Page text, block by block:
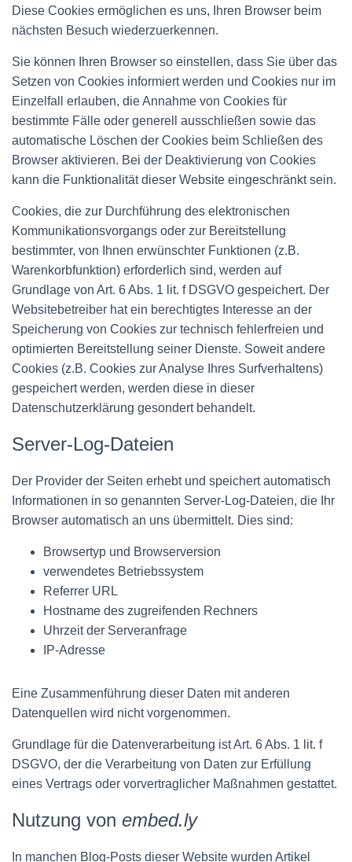
Diese Cookies ermöglichen es uns, Ihren Browser beim
nächsten Besuch wiederzuerkennen.
Sie können Ihren Browser so einstellen, dass Sie über das
Setzen von Cookies informiert werden und Cookies nur im
Einzelfall erlauben, die Annahme von Cookies für
bestimmte Fälle oder generell ausschließen sowie das
automatische Löschen der Cookies beim Schließen des
Browser aktivieren. Bei der Deaktivierung von Cookies
kann die Funktionalität dieser Website eingeschränkt sein.
Cookies, die zur Durchführung des elektronischen
Kommunikationsvorgangs oder zur Bereitstellung
bestimmter, von Ihnen erwünschter Funktionen (z.B.
Warenkorbfunktion) erforderlich sind, werden auf
Grundlage von Art. 6 Abs. 1 lit. f DSGVO gespeichert. Der
Websitebetreiber hat ein berechtigtes Interesse an der
Speicherung von Cookies zur technisch fehlerfreien und
optimierten Bereitstellung seiner Dienste. Soweit andere
Cookies (z.B. Cookies zur Analyse Ihres Surfverhaltens)
gespeichert werden, werden diese in dieser
Datenschutzerklärung gesondert behandelt.
Server-Log-Dateien
Der Provider der Seiten erhebt und speichert automatisch
Informationen in so genannten Server-Log-Dateien, die Ihr
Browser automatisch an uns übermittelt. Dies sind:
Browsertyp und Browserversion
verwendetes Betriebssystem
Referrer URL
Hostname des zugreifenden Rechners
Uhrzeit der Serveranfrage
IP-Adresse
Eine Zusammenführung dieser Daten mit anderen
Datenquellen wird nicht vorgenommen.
Grundlage für die Datenverarbeitung ist Art. 6 Abs. 1 lit. f
DSGVO, der die Verarbeitung von Daten zur Erfüllung
eines Vertrags oder vorvertraglicher Maßnahmen gestattet.
Nutzung von embed.ly
In manchen Blog-Posts dieser Website wurden Artikel